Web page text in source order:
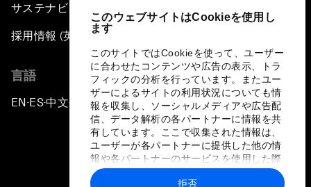
このウェブサイトはCookieを使用し
ます
このサイトではCookieを使って、ユーザー
に合わせたコンテンツや広告の表示、トラ
フィックの分析を行っています。またユー
ザーによるサイトの利用状況についても情
報を収集し、ソーシャルメディアや広告配
信、データ解析の各パートナーに情報を共
有しています。ここで収集された情報は、
ユーザーが各パートナーに提供した他の情
報や各パートナーのサービスを使用した際
に収集された情報と組み合わされ、各パー
拒否
サステナビリティへの取り組み
採用情報 (英語のみ)
言語
EN ▪ES▪中文▪ 日本語